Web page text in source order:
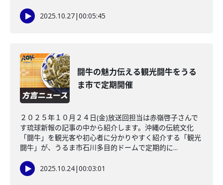
2025.10.27|00:05:45
闘牛の魅力伝える観光闘牛をうる
ま市で定期開催
２０２５年１０月２４日(金)放送回担当は赤嶺啓子さんで
す琉球新報の記事の中から紹介します。沖縄の伝統文化
「闘牛」を観光客や初心者に分かりやすく紹介する「観光
闘牛」が、うるま市石川多目的ドームで定期的に...
2025.10.24|00:03:01